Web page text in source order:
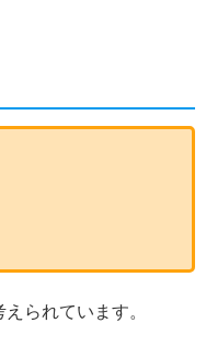
えられています。